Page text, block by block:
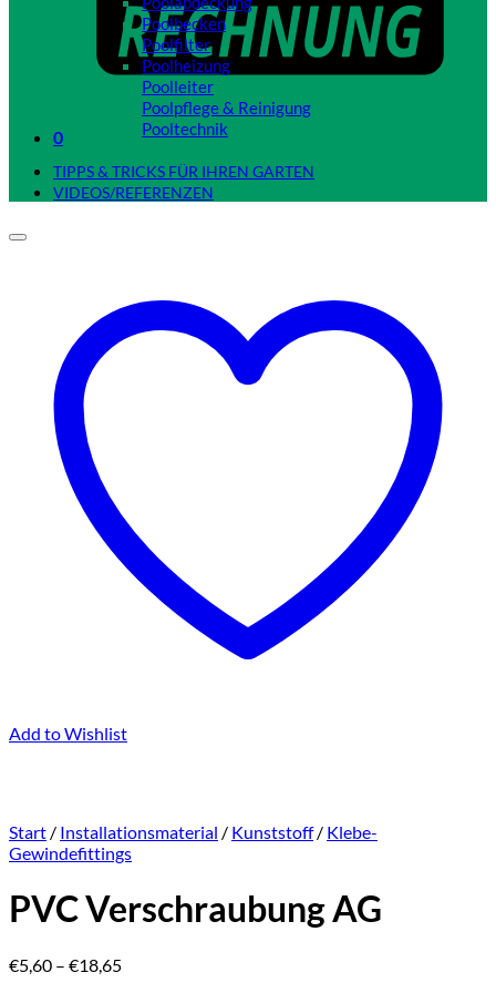
0
Poolbecken
Poolfilter
Poolheizung
Poolleiter
Poolpflege & Reinigung
Pooltechnik
TIPPS & TRICKS FÜR IHREN GARTEN
VIDEOS/REFERENZEN
Add to Wishlist
Start / Installationsmaterial / Kunststoff / Klebe-
Gewindefittings
PVC Verschraubung AG
€5,60 – €18,65Preisspanne: